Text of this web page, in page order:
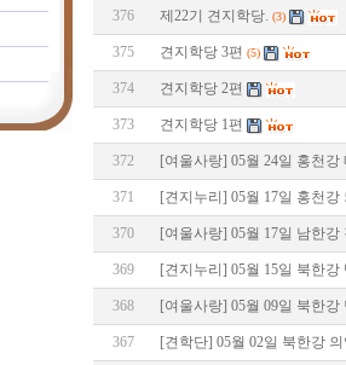
376 제22기 견지학당. (3)
375 견지학당 3편 (5)
374 견지학당 2편
373 견지학당 1편
372 [여울사랑] 05월 24일 홍천
371 [견지누리] 05월 17일 홍천
370 [여울사랑] 05월 17일 남한강
369 [견지누리] 05월 15일 북한
368 [여울사랑] 05월 09일 북한강
367 [견학단] 05월 02일 북한강